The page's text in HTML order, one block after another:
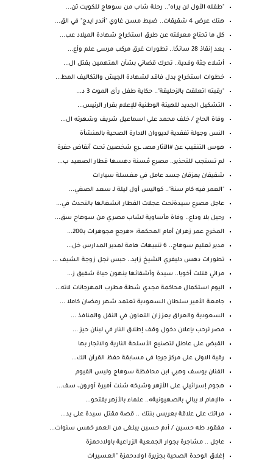
"طفله الأول لن يراه".. رحلة شاب من سوهاج للكويت تن...
هتك عرض 4 شقيقات.. ضبط مسن غاوي "أندر ايدج" في الق...
كل ما تحتاج معرفته عن طرق استخراج شهادة الميلاد عب...
بعد إنقاذ 28 سائحًا.. تطورات غرق مركب مرسى علم وأع...
أشلاء جثة وفدية.. تحرك قضائي بشأن المتهمين بقتل ال...
خطوات استخراج بدل فاقد لشهادة الجيش والتكاليف المط...
"رقبته اتعلقت بالزحليقة".. حكاية طفل رأى الموت 3 د...
التشكيل الجديد للهيئة الوطنية للإعلام بقرار الرئيس...
وفاة الحاج / خلف محمد علي اسماعيل شريف وشهرته ال...
النس وجولة تفقدية لديووان الادارة الصحية بالمنشأة
هوس التنقيب عن #الآثار مصـ، ــرع شخصين تحت أنقاض حفرة
لم تستجب للتحذير.. مصرع مُسنة دهسها قطار الصعيد ب...
شقيقان يمزقان جسد عامل في مغسلة سيارات
"العمر فيه كام سنة".. كواليس أول ليلة لـ سعد الصغي...
عاجل مصرع سيدةتحت عجلات القطار انشغالها بالتحدث في...
رحيل بلا وداع.. وفاة مأساوية لشاب مصري من سوهاج سق...
المخرج عمر زهران أمام المحكمة: «هرجع مجوهرات بـ200...
مدير تعليم سوهاج.. 6 تنبيهات هامة لمدير المدارس خل...
تطورات دهس دليفري الشيخ زايد.. حبس نجل زوجة الشيف ...
مراتي قتلت أخويا.. سيدة وأشقائها ينهون حياة شقيق ز...
اليوم استكمال محاكمة مجدي شطة مطرب المهرجانات لاته...
جامعة الأمير سلطان السعودية تعتمد شهر رمضان كاملا ...
السعودية والعراق يعززان التعاون في النقل والمنافذ ...
مصر ترحب بإعلان دخول وقف إطلاق النار في لبنان حيز ...
القبض على عاطل لتصنيع الأسلحة النارية والاتجار بها
رقية الاولى على مركز جرجا فى مسابقة حفظ القرآن الك...
الفنان يوسف وهبي ابن محافظة سوهاج وليس الفيوم
هجوم إسرائيلي على الأزهر وشيخه شنت أميرة أورون، سف...
«الإمام لا يبالي بالصهيونية».. علماء بالأزهر يفتحو...
مراتك على علاقة بعريس بنتك .. قصة مقتل سيدة على يد...
مفقود طه حسين / أدم حسين يبلغى من العمر خمس سنوات...
عاجل .. مشاجرة بجوار الجمعية الزراعية باولادحمزة
إغلاق الوحدة الصحية بجزيرة اولادحمزة "العسيرات